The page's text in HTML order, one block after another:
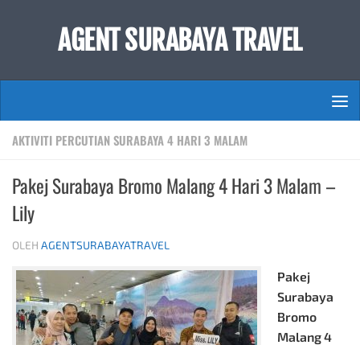
Skip to content
AGENT SURABAYA TRAVEL
AKTIVITI PERCUTIAN SURABAYA 4 HARI 3 MALAM
Pakej Surabaya Bromo Malang 4 Hari 3 Malam –
Lily
OLEH AGENTSURABAYATRAVEL
Pakej
Surabaya
Bromo
Malang 4